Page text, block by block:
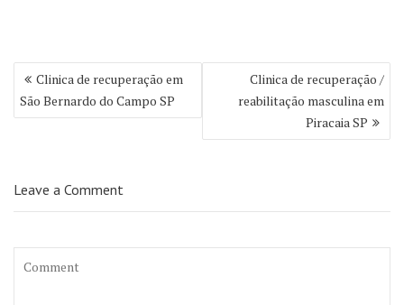
Navegação
de
Post
Clinica de recuperação em
São Bernardo do Campo SP
Clinica de recuperação /
reabilitação masculina em
Piracaia SP
Leave a Comment